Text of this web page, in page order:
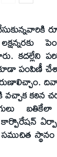
పంపిణీ
కఠిన